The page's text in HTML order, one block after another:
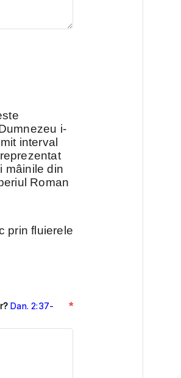
i-
interval
mâinile din
Roman
prin fluierele
Dan. 2:37-
*